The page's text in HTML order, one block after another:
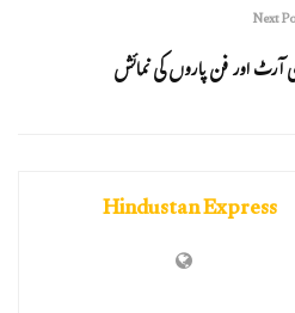
Next
آرٹ اور فن پاروں کی نمائش
Hindustan Express